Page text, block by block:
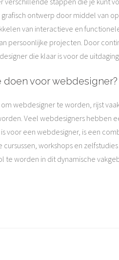
ontwerp door middel van
van interactieve en
persoonlijke projecten. Door
die klaar is voor de
voor webdesigner?
webdesigner te worden, rijst
Veel webdesigners hebben
voor een webdesigner, is een
cursussen, workshops en
worden in dit dynamische